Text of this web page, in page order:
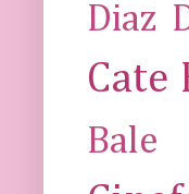
Diaz
Cate
Bale